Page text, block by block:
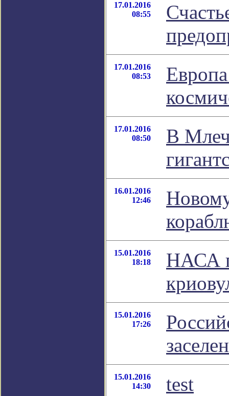
17.01.2016
08:55
17.01.2016
08:53
17.01.2016
08:50
В
16.01.2016
12:46
15.01.2016
18:18
НАСА
15.01.2016
17:26
15.01.2016
14:30
test